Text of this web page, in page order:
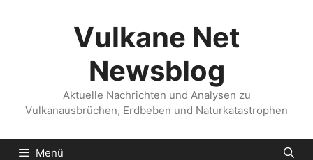
Vulkane Net
Newsblog
Aktuelle Nachrichten und Analysen zu
Vulkanausbrüchen, Erdbeben und Naturkatastrophen
Menü